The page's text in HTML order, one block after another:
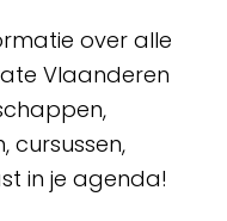
over alle
Vlaanderen
cursussen,
in je agenda!